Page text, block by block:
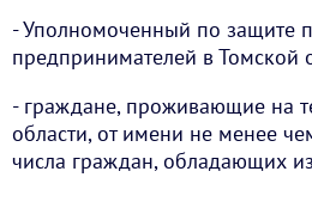
- Уполномоченный по защите
предпринимателей в Томской
- граждане, проживающие на
области, от имени не менее
числа граждан, обладающих